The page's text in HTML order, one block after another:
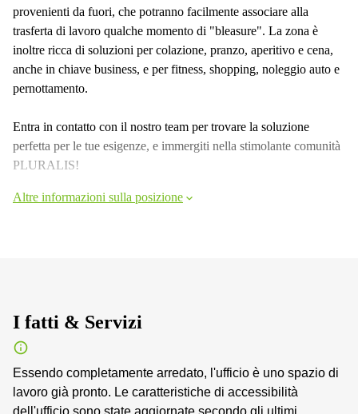
provenienti da fuori, che potranno facilmente associare alla
trasferta di lavoro qualche momento di "bleasure". La zona è
inoltre ricca di soluzioni per colazione, pranzo, aperitivo e cena,
anche in chiave business, e per fitness, shopping, noleggio auto e
pernottamento.
Entra in contatto con il nostro team per trovare la soluzione
perfetta per le tue esigenze, e immergiti nella stimolante comunità
PLURALIS!
Altre informazioni sulla posizione
I fatti & Servizi
Essendo completamente arredato, l'ufficio è uno spazio di
lavoro già pronto. Le caratteristiche di accessibilità
dell'ufficio sono state aggiornate secondo gli ultimi